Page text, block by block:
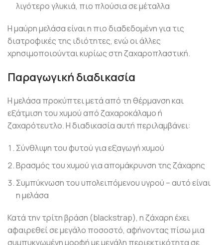
λιγότερο γλυκιά, πιο πλούσια σε μέταλλα
Η μαύρη μελάσα είναι η πιο διαδεδομένη για τις
διατροφικές της ιδιότητες, ενώ οι άλλες
χρησιμοποιούνται κυρίως στη ζαχαροπλαστική.
Παραγωγική διαδικασία
Η μελάσα προκύπτει μετά από τη θέρμανση και
εξάτμιση του χυμού από ζαχαροκάλαμο ή
ζαχαρότευτλο. Η διαδικασία αυτή περιλαμβάνει:
Σύνθλιψη του φυτού για εξαγωγή χυμού
Βρασμός του χυμού για απομάκρυνση της ζάχαρης
Συμπύκνωση του υπολειπόμενου υγρού – αυτό είναι
η μελάσα
Κατά την τρίτη βράση (blackstrap), η ζάχαρη έχει
αφαιρεθεί σε μεγάλο ποσοστό, αφήνοντας πίσω μια
συμπυκνωμένη μορφή με μεγάλη περιεκτικότητα σε